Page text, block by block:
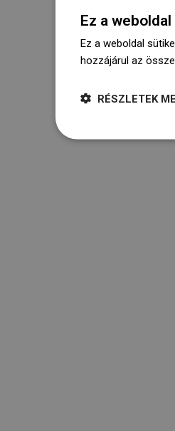
Ez a
Ez a weboldal
hozzájárul az
RÉSZLETEK